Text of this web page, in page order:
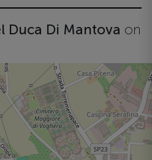
Duca Di Mantova on